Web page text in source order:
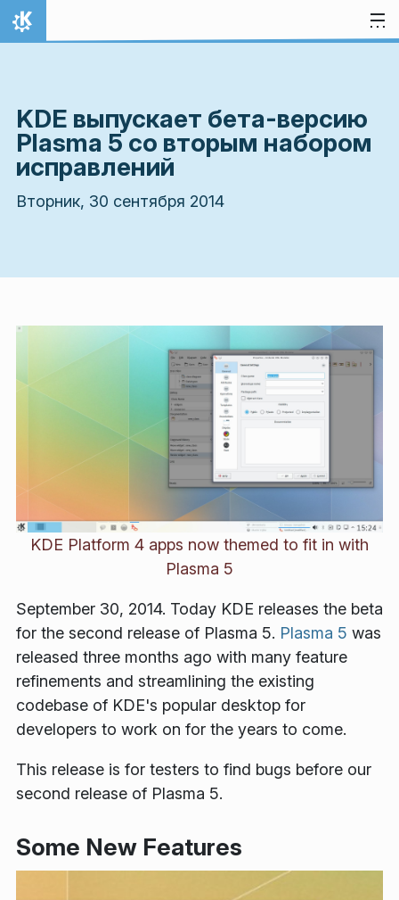
Перейти к содержимому
На главную
KDE выпускает бета-версию
Plasma 5 со вторым набором
исправлений
Вторник, 30 сентября 2014
KDE Platform 4 apps now themed to fit in with
Plasma 5
September 30, 2014. Today KDE releases the beta
for the second release of Plasma 5. Plasma 5 was
released three months ago with many feature
refinements and streamlining the existing
codebase of KDE's popular desktop for
developers to work on for the years to come.
This release is for testers to find bugs before our
second release of Plasma 5.
Some New Features